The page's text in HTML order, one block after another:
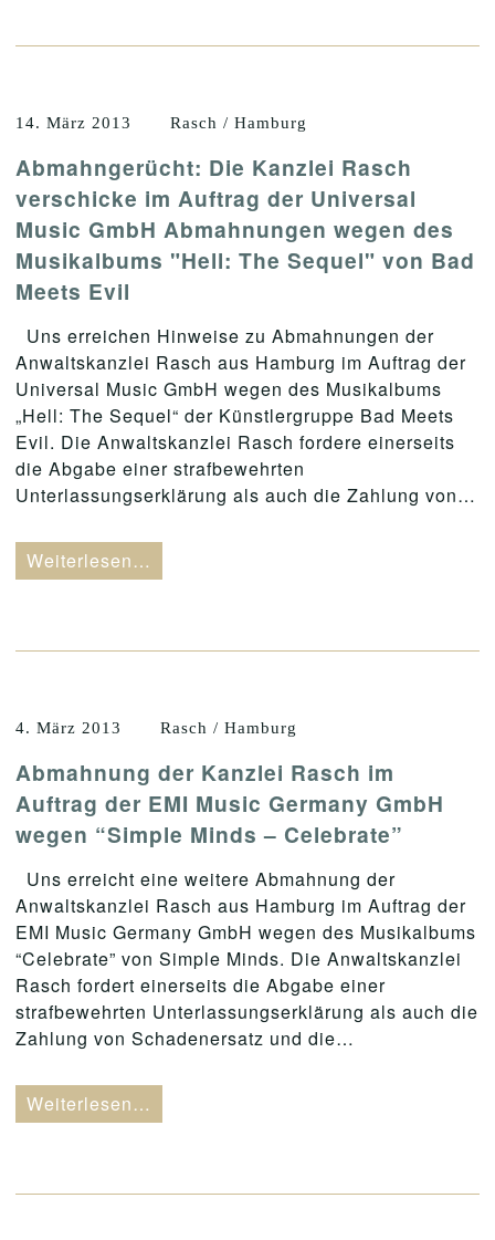
14. März 2013 Rasch / Hamburg
Abmahngerücht: Die Kanzlei Rasch
verschicke im Auftrag der Universal
Music GmbH Abmahnungen wegen des
Musikalbums "Hell: The Sequel" von Bad
Meets Evil
Uns erreichen Hinweise zu Abmahnungen der
Anwaltskanzlei Rasch aus Hamburg im Auftrag der
Universal Music GmbH wegen des Musikalbums
„Hell: The Sequel“ der Künstlergruppe Bad Meets
Evil. Die Anwaltskanzlei Rasch fordere einerseits
die Abgabe einer strafbewehrten
Unterlassungserklärung als auch die Zahlung von…
Weiterlesen…
4. März 2013 Rasch / Hamburg
Abmahnung der Kanzlei Rasch im
Auftrag der EMI Music Germany GmbH
wegen “Simple Minds – Celebrate”
Uns erreicht eine weitere Abmahnung der
Anwaltskanzlei Rasch aus Hamburg im Auftrag der
EMI Music Germany GmbH wegen des Musikalbums
“Celebrate” von Simple Minds. Die Anwaltskanzlei
Rasch fordert einerseits die Abgabe einer
strafbewehrten Unterlassungserklärung als auch die
Zahlung von Schadenersatz und die…
Weiterlesen…